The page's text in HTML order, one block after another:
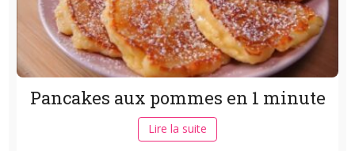
Pancakes aux pommes en 1 minute
Lire la suite